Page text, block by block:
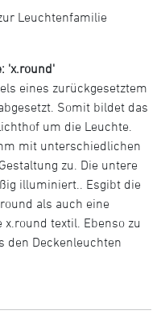
Leuchtenfamilie
'x.round'
eines zurückgesetztem
Somit bildet das
um die Leuchte.
mit unterschiedlichen
zu. Die untere
illuminiert.. Esgibt die
als auch eine
textil. Ebenso zu
den Deckenleuchten